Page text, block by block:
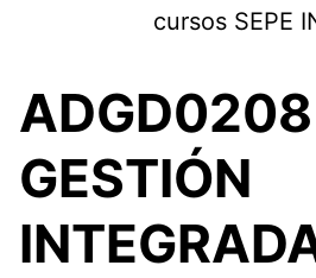
cursos SEPE
GESTIÓN